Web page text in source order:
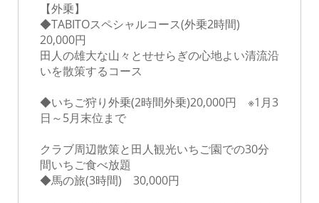
【外乗】
◆TABITOスペシャルコース(外乗2時間)
20,000円
田人の雄大な山々とせせらぎの心地よい清流沿
いを散策するコース
◆いちご狩り外乗(2時間外乗)20,000円 ※1月3
日～5月末位まで
クラブ周辺散策と田人観光いちご園での30分
間いちご食べ放題
◆馬の旅(3時間) 30,000円